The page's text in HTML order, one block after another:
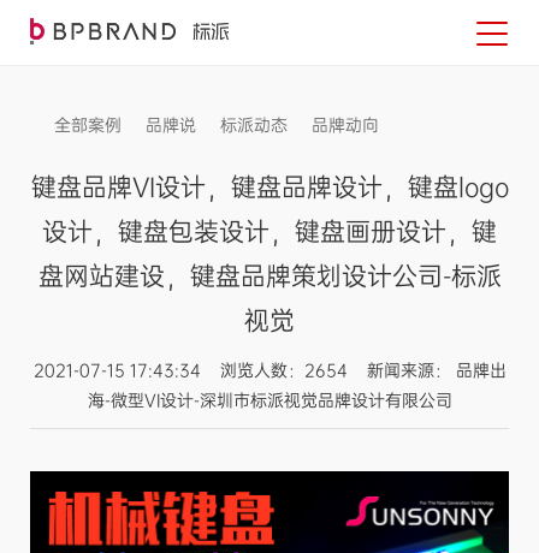
全部案例 品牌说 标派动态 品牌动向
键盘品牌VI设计，键盘品牌设计，键盘logo
设计，键盘包装设计，键盘画册设计，键
盘网站建设，键盘品牌策划设计公司-标派
视觉
2021-07-15 17:43:34 浏览人数：2654 新闻来源： 品牌出
海-微型VI设计-深圳市标派视觉品牌设计有限公司